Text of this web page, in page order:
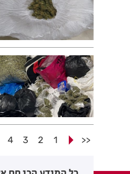
<<
1
2
3
4